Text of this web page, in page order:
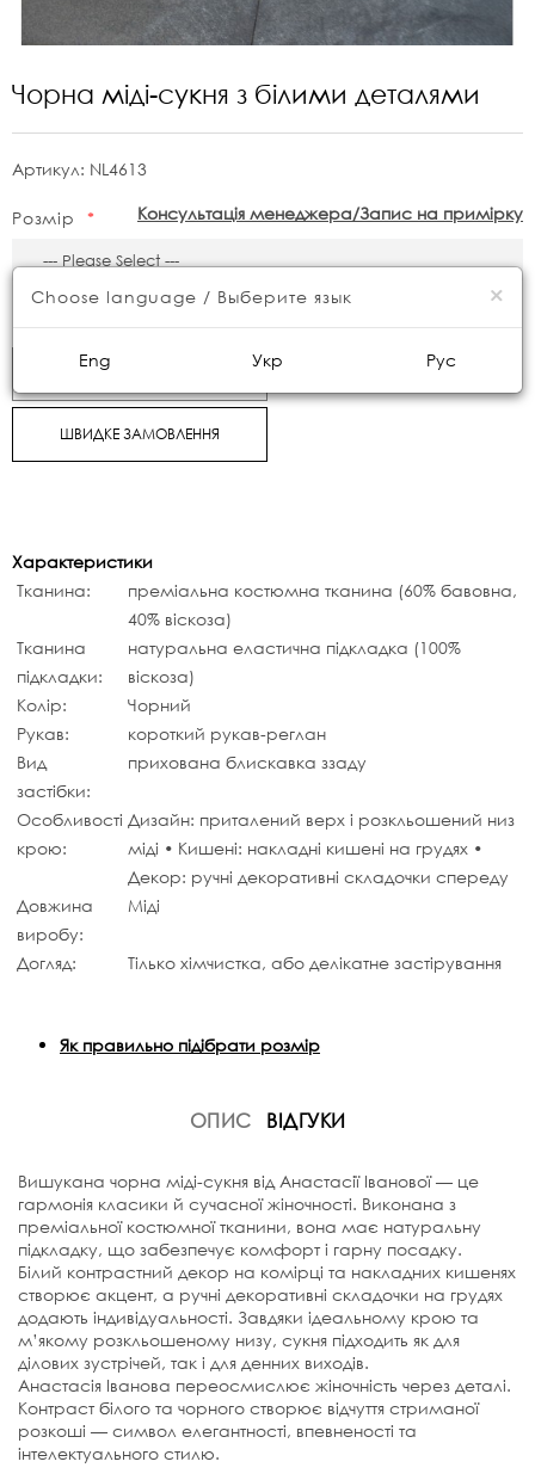
Чорна міді-сукня з білими деталями
Артикул: NL4613
Консультація менеджера/Запис на примірку
Розмір
7700грн.
ШВИДКЕ ЗАМОВЛЕННЯ
Характеристики
Тканина:
преміальна костюмна тканина (60% бавовна,
40% віскоза)
Тканина
підкладки:
натуральна еластична підкладка (100%
віскоза)
Колір:
Чорний
Рукав:
короткий рукав-реглан
Вид
застібки:
прихована блискавка ззаду
Особливості
крою:
Дизайн: приталений верх і розкльошений низ
міді • Кишені: накладні кишені на грудях •
Декор: ручні декоративні складочки спереду
Довжина
виробу:
Міді
Догляд: Тілько хімчистка, або делікатне застірування
Як правильно підібрати розмір
ОПИС ВІДГУКИ
Вишукана чорна міді-сукня відАнастасії Іванової— це
гармонія класики й сучасної жіночності. Виконана з
преміальної костюмної тканини, вона має натуральну
підкладку, що забезпечує комфорт і гарну посадку.
Білий контрастний декор на комірці та накладних кишенях
створює акцент, а ручні декоративні складочки на грудях
додають індивідуальності. Завдяки ідеальному крою та
м’якому розкльошеному низу, сукня підходить як для
ділових зустрічей, так і для денних виходів.
Анастасія Іванова переосмислює жіночність через деталі.
Контраст білого та чорного створює відчуття стриманої
розкоші — символ елегантності, впевненості та
інтелектуального стилю.
×
Choose language / Выберите язык
Eng Укр Рус